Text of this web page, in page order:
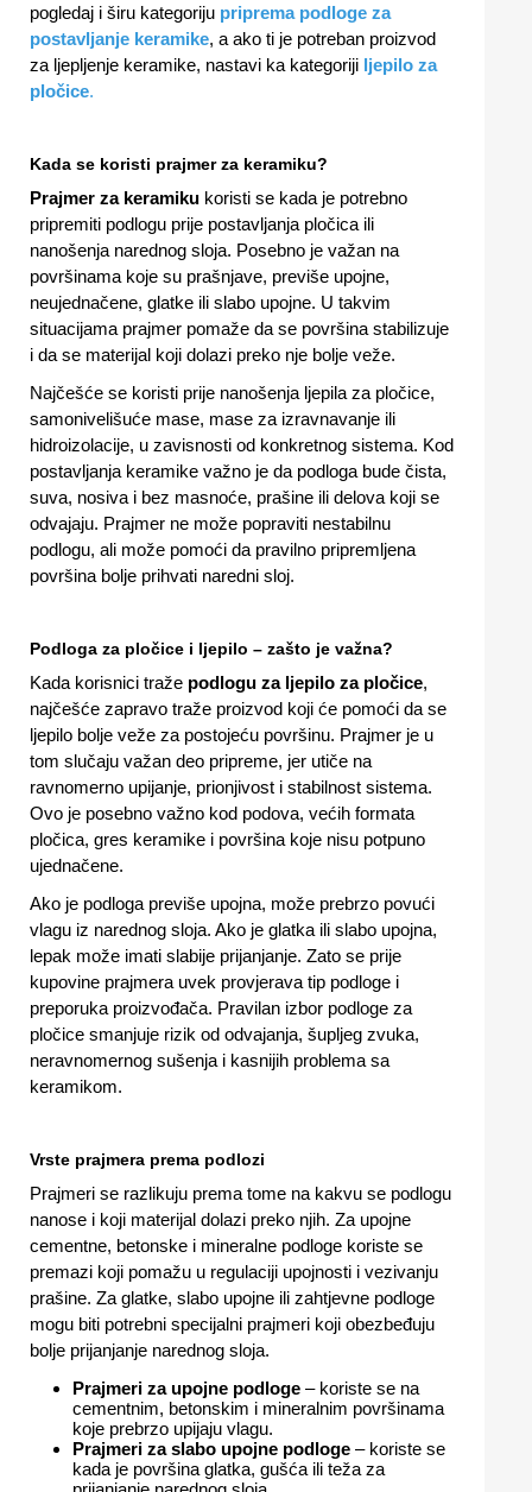
pogledaj i širu kategoriju priprema podloge za
postavljanje keramike, a ako ti je potreban proizvod
za ljepljenje keramike, nastavi ka kategoriji ljepilo za
pločice.
Kada se koristi prajmer za keramiku?
Prajmer za keramiku koristi se kada je potrebno
pripremiti podlogu prije postavljanja pločica ili
nanošenja narednog sloja. Posebno je važan na
površinama koje su prašnjave, previše upojne,
neujednačene, glatke ili slabo upojne. U takvim
situacijama prajmer pomaže da se površina stabilizuje
i da se materijal koji dolazi preko nje bolje veže.
Najčešće se koristi prije nanošenja ljepila za pločice,
samonivelišuće mase, mase za izravnavanje ili
hidroizolacije, u zavisnosti od konkretnog sistema. Kod
postavljanja keramike važno je da podloga bude čista,
suva, nosiva i bez masnoće, prašine ili delova koji se
odvajaju. Prajmer ne može popraviti nestabilnu
podlogu, ali može pomoći da pravilno pripremljena
površina bolje prihvati naredni sloj.
Podloga za pločice i ljepilo – zašto je važna?
Kada korisnici traže podlogu za ljepilo za pločice,
najčešće zapravo traže proizvod koji će pomoći da se
ljepilo bolje veže za postojeću površinu. Prajmer je u
tom slučaju važan deo pripreme, jer utiče na
ravnomerno upijanje, prionjivost i stabilnost sistema.
Ovo je posebno važno kod podova, većih formata
pločica, gres keramike i površina koje nisu potpuno
ujednačene.
Ako je podloga previše upojna, može prebrzo povući
vlagu iz narednog sloja. Ako je glatka ili slabo upojna,
lepak može imati slabije prijanjanje. Zato se prije
kupovine prajmera uvek provjerava tip podloge i
preporuka proizvođača. Pravilan izbor podloge za
pločice smanjuje rizik od odvajanja, šupljeg zvuka,
neravnomernog sušenja i kasnijih problema sa
keramikom.
Vrste prajmera prema podlozi
Prajmeri se razlikuju prema tome na kakvu se podlogu
nanose i koji materijal dolazi preko njih. Za upojne
cementne, betonske i mineralne podloge koriste se
premazi koji pomažu u regulaciji upojnosti i vezivanju
prašine. Za glatke, slabo upojne ili zahtjevne podloge
mogu biti potrebni specijalni prajmeri koji obezbeđuju
bolje prijanjanje narednog sloja.
Prajmeri za upojne podloge – koriste se na
cementnim, betonskim i mineralnim površinama
koje prebrzo upijaju vlagu.
Prajmeri za slabo upojne podloge – koriste se
kada je površina glatka, gušća ili teža za